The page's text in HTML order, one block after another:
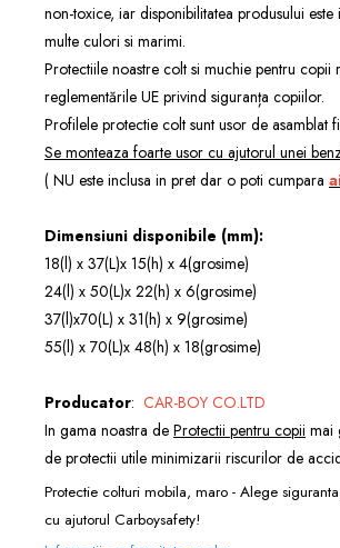
non-toxice, iar disponibilitatea produsului este
multe culori si marimi.
Protectiile noastre colt si muchie pentru copii
reglementările UE privind siguranța copiilor.
Profilele protectie colt sunt usor de asamblat
Se monteaza foarte usor cu ajutorul unei
( NU este inclusa in pret dar o poti cumpara
Dimensiuni disponibile (mm):
18(l) x 37(L)x 15(h) x 4(grosime)
24(l) x 50(L)x 22(h) x 6(grosime)
37(l)x70(L) x 31(h) x 9(grosime)
55(l) x 70(L)x 48(h) x 18(grosime)
Producator: CAR-BOY CO.LTD
In gama noastra de Protectii pentru copii mai
de protectii utile minimizarii riscurilor de
Protectie colturi mobila, maro - Alege
cu ajutorul Carboysafety!